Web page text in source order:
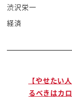
とねなんか不眠
ないっていう
て思ったわけで
今回の授業は
たいという人
悪いです寝つ
いる気がしま
渋沢栄一
経済
【やせたい
るべきはカ